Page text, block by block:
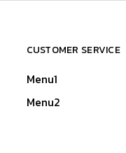
CUSTOMER SERVICE
Menu1
Menu2